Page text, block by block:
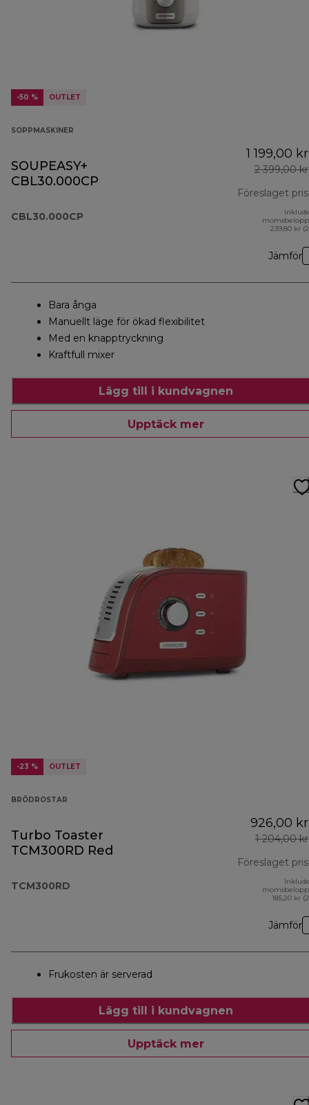
-50 % OUTLET
SOPPMASKINER
SOUPEASY+
CBL30.000CP
CBL30.000CP
1 199,00 kr
2 399,00 kr
Föreslaget pris
239,80 kr
Jämför
Bara ånga
Manuellt läge för ökad flexibilitet
Med en knapptryckning
Kraftfull mixer
Lägg till i kundvagnen
Upptäck mer
-23 % OUTLET
BRÖDROSTAR
Turbo Toaster
TCM300RD Red
TCM300RD
926,00 kr
1 204,00 kr
Föreslaget pris
185,20 kr
Jämför
Frukosten är serverad
Lägg till i kundvagnen
Upptäck mer